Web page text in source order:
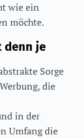
wie ein
möchte.
denn je
Sorge
die
in der
Umfang die